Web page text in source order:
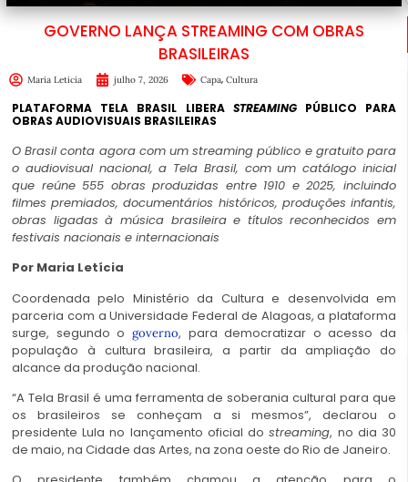
GOVERNO LANÇA STREAMING COM OBRAS
BRASILEIRAS
Maria Leticia julho 7, 2026 Capa, Cultura
PLATAFORMA TELA BRASIL LIBERA STREAMING PÚBLICO PARA
OBRAS AUDIOVISUAIS BRASILEIRAS
O Brasil conta agora com umstreaming público e gratuito para
o audiovisual nacional, a Tela Brasil, com um catálogo inicial
que reúne 555 obras produzidas entre 1910 e 2025, incluindo
filmes premiados, documentários históricos, produções infantis,
obras ligadas à música brasileira e títulos reconhecidos em
festivais nacionais e internacionais
Por Maria Letícia
Coordenada pelo Ministério da Cultura e desenvolvida em
parceria com a Universidade Federal de Alagoas, a plataforma
surge, segundo o governo, parademocratizar o acesso da
população à cultura brasileira, a partir da ampliação do
alcance da produção nacional.
“A Tela Brasil é uma ferramenta de soberania cultural para que
os brasileiros se conheçam a si mesmos”, declarou o
presidente Lula no lançamento oficial dostreaming, no dia 30
de maio, na Cidade das Artes, na zona oeste do Rio de Janeiro.